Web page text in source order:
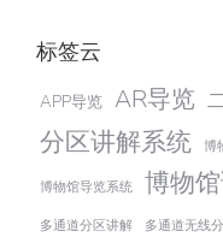
标签云
APP导览 AR导览
分区讲解系统 博
博物馆导览系统 博物
多通道分区讲解 多通道无线